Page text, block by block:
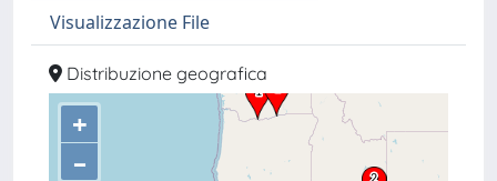
Visualizzazione File
Distribuzione geografica
+
–